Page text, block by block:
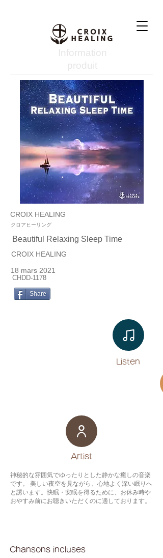
Information
produit
CROIX HEALING
クロアヒーリング
Beautiful Relaxing Sleep Time
CROIX HEALING
18 mars 2021
CHDD-1178
Share
Listen​
​Artist
神秘的な雰囲気でゆったりとした静かな癒しの音楽
です。 美しい夜空を見ながら、心地よく深い眠りへ
と誘います。快眠・安眠を得るために、お休み時や
おやすみ前にお聴きいただくのに適しております。
Chansons incluses